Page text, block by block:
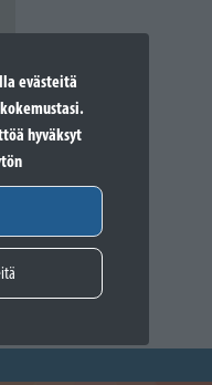
evästeitä
hyväksyt